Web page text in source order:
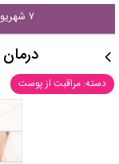
۷ شهریور ۱۳۹۷ - ۰۷:۳۶
دسته: مراقبت از پوست